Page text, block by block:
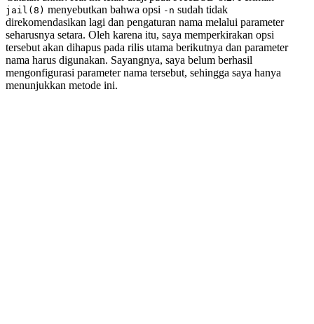
jail(8) menyebutkan bahwa opsi -n sudah tidak
direkomendasikan lagi dan pengaturan nama melalui parameter
seharusnya setara. Oleh karena itu, saya memperkirakan opsi
tersebut akan dihapus pada rilis utama berikutnya dan parameter
nama harus digunakan. Sayangnya, saya belum berhasil
mengonfigurasi parameter nama tersebut, sehingga saya hanya
menunjukkan metode ini.